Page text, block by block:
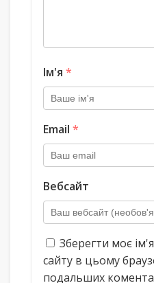
Ім'я *
Email *
Вебсайт
Зберегти моє
сайту в цьому
подальших